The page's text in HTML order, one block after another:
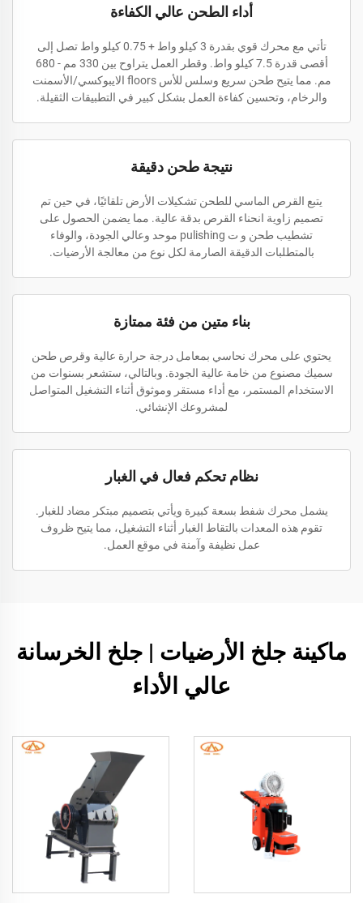
أداء الطحن عالي الكفاءة
تأتي مع محرك قوي بقدرة 3 كيلو واط + 0.75 كيلو واط تصل إلى
أقصى قدرة 7.5 كيلو واط. وقطر العمل يتراوح بين 330 مم - 680
مم. مما يتيح طحن سريع وسلس للأس floors الايبوكسي/الأسمنت
والرخام، وتحسين كفاءة العمل بشكل كبير في التطبيقات الثقيلة.
نتيجة طحن دقيقة
يتبع القرص الماسي للطحن تشكيلات الأرض تلقائيًا، في حين تم
تصميم زاوية انحناء القرص بدقة عالية. مما يضمن الحصول على
تشطيب طحن و ت pulishing موحد وعالي الجودة، والوفاء
بالمتطلبات الدقيقة الصارمة لكل نوع من معالجة الأرضيات.
بناء متين من فئة ممتازة
يحتوي على محرك نحاسي بمعامل درجة حرارة عالية وقرص طحن
سميك مصنوع من خامة عالية الجودة. وبالتالي، ستشعر بسنوات من
الاستخدام المستمر، مع أداء مستقر وموثوق أثناء التشغيل المتواصل
لمشروعك الإنشائي.
نظام تحكم فعال في الغبار
يشمل محرك شفط بسعة كبيرة ويأتي بتصميم مبتكر مضاد للغبار.
تقوم هذه المعدات بالتقاط الغبار أثناء التشغيل، مما يتيح ظروف
عمل نظيفة وآمنة في موقع العمل.
ماكينة جلخ الأرضيات | جلخ الخرسانة
عالي الأداء